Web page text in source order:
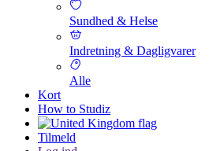
Sundhed & Helse
Indretning & Dagligvarer
Alle
Kort
How to Studiz
Tilmeld